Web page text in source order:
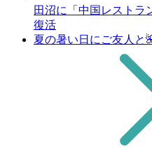
田沼に「中国レスト
復活
夏の暑い日にご友人と